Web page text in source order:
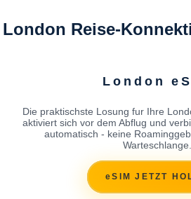
London Reise-
London
Die praktischste Losung fur Ihre
aktiviert sich vor dem Abflug und
automatisch - keine
Warteschlange.
eSIM JETZT